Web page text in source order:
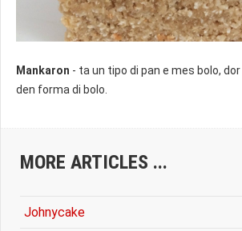
Mankaron - ta un tipo di pan e mes bolo,
den forma di bolo.
MORE ARTICLES ...
Johnycake